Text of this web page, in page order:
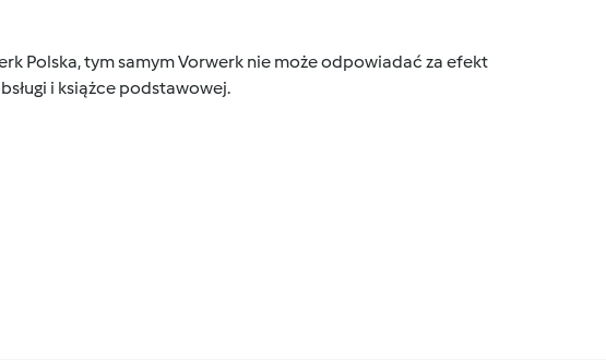
Polska, tym samym Vorwerk nie może odpowiadać za efekt
i książce podstawowej.